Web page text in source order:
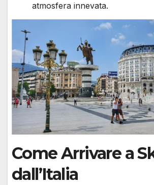
atmosfera innevata.
Come Arrivare a
dall’Italia